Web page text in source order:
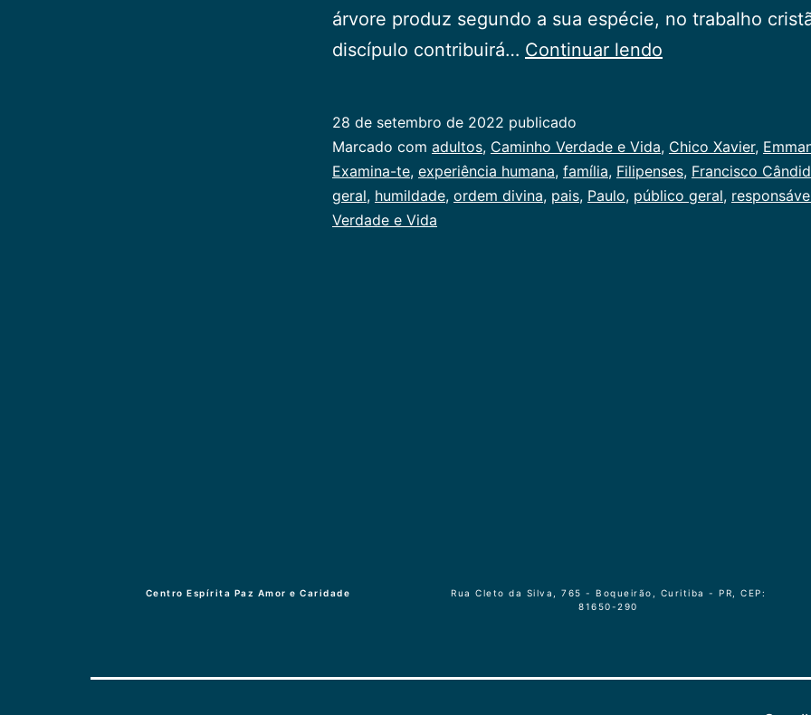
árvore produz segundo a sua espécie, no trabalho
discípulo contribuirá… Continuar lendo
28 de setembro de 2022 publicado
Categorizado
como
Publicogeral
Marcado com adultos, Caminho Verdade e Vida, Chico Xavier,
Examina-te, experiência humana, família, Filipenses, Francisco
geral, humildade, ordem divina, pais, Paulo, público geral,
Verdade e Vida
Centro Espírita Paz Amor e Caridade
Rua Cleto da Silva, 765 - Boqueirão, Curitiba - PR, CEP:
81650-290